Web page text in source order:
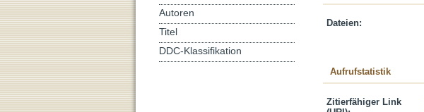
Dateien:
Aufrufstatistik
Zitierfähiger Link
Autoren
Titel
DDC-Klassifikation